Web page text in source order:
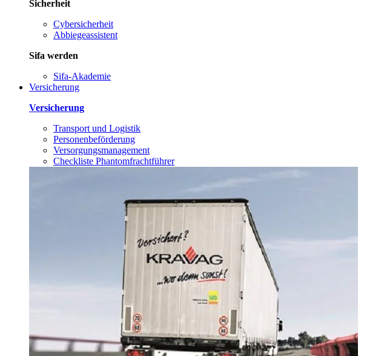
Sicherheit
Cybersicherheit
Abbiegeassistent
Sifa werden
Sifa-Akademie
Versicherung
Versicherung
Transport und Logistik
Personenbeförderung
Versorgungsmanagement
Checkliste Phantomfrachtführer